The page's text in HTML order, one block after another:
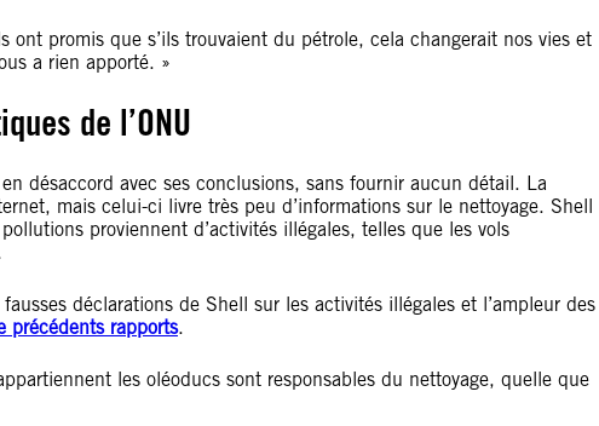
ont promis que s’ils trouvaient du pétrole, cela changerait nos vies et
a rien apporté. »
de l’ONU
désaccord avec ses conclusions, sans fournir aucun détail. La
mais celui-ci livre très peu d’informations sur le nettoyage. Shell
proviennent d’activités illégales, telles que les vols
déclarations de Shell sur les activités illégales et l’ampleur des
précédents rapports.
les oléoducs sont responsables du nettoyage, quelle que